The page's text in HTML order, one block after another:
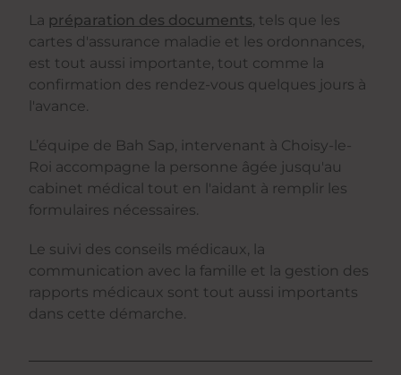
La préparation des documents, tels que les
cartes d'assurance maladie et les ordonnances,
est tout aussi importante, tout comme la
confirmation des rendez-vous quelques jours à
l'avance.
L’équipe de Bah Sap, intervenant à Choisy-le-
Roi accompagne la personne âgée jusqu'au
cabinet médical tout en l'aidant à remplir les
formulaires nécessaires.
Le suivi des conseils médicaux, la
communication avec la famille et la gestion des
rapports médicaux sont tout aussi importants
dans cette démarche.